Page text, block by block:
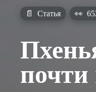
📄 Статья 👀
почти